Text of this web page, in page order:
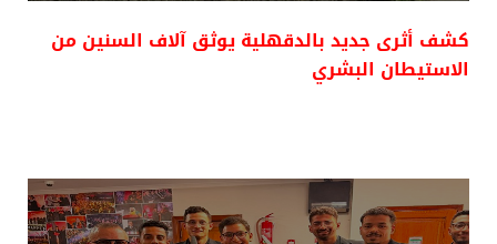
كشف أثرى جديد بالدقهلية يوثق آلاف السنين من
الاستيطان البشري